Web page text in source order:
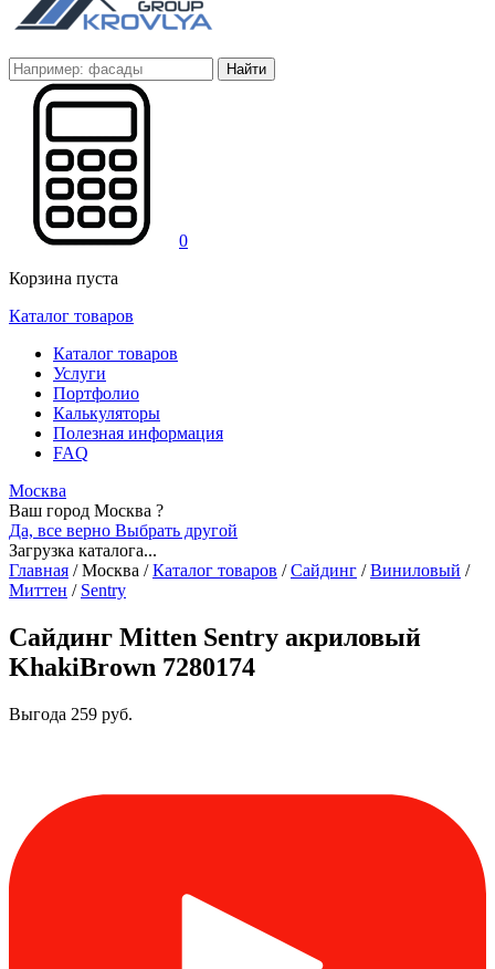
Найти
0
Корзина пуста
Каталог товаров
Каталог товаров
Услуги
Портфолио
Калькуляторы
Полезная информация
FAQ
Москва
Ваш город Москва ?
Да, все верно Выбрать другой
Загрузка каталога...
Главная /Москва / Каталог товаров / Сайдинг / Виниловый /
Миттен / Sentry
Сайдинг Mitten Sentry акриловый
KhakiBrown 7280174
Выгода 259 руб.